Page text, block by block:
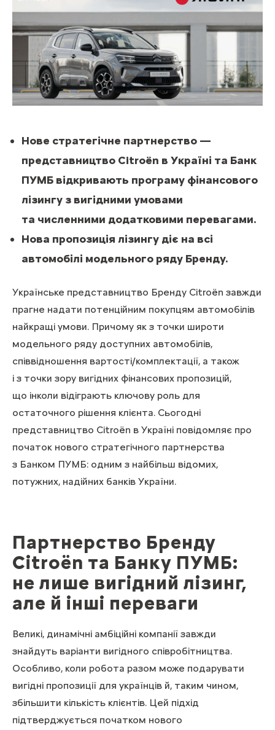
Нове стратегічне партнерство —
представництво Citroën в Україні та Банк
ПУМБ відкривають програму фінансового
лізингу з вигідними умовами
та численними додатковими перевагами.
Нова пропозиція лізингу діє на всі
автомобілі модельного ряду Бренду.
Українське представництво Бренду Citroën завжди
прагне надати потенційним покупцям автомобілів
найкращі умови. Причому як з точки широти
модельного ряду доступних автомобілів,
співвідношення вартості/комплектації, а також
і з точки зору вигідних фінансових пропозицій,
що інколи відіграють ключову роль для
остаточного рішення клієнта. Сьогодні
представництво Citroën в Україні повідомляє про
початок нового стратегічного партнерства
з Банком ПУМБ: одним з найбільш відомих,
потужних, надійних банків України.
Партнерство Бренду
Citroën та Банку ПУМБ:
не лише вигідний лізинг,
але й інші переваги
Великі, динамічні амбіційні компанії завжди
знайдуть варіанти вигідного співробітництва.
Особливо, коли робота разом може подарувати
вигідні пропозиції для українців й, таким чином,
збільшити кількість клієнтів. Цей підхід
підтверджується початком нового